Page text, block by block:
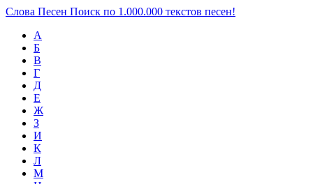
Слова Песен Поиск по 1.000.000 текстов песен!
А
Б
В
Г
Д
Е
Ж
З
И
К
Л
М